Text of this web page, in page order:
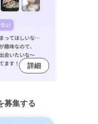
詳細
募集する